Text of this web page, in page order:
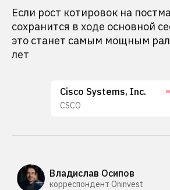
Если рост котировок на
сохранится в ходе основной
это станет самым мощным
лет
Cisco Systems, Inc.
CSCO
Владислав Осипов
корреспондент Oninvest